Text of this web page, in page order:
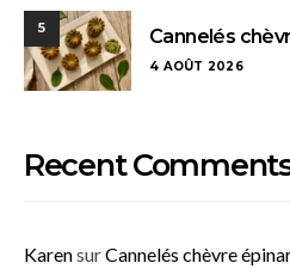
5 Cannelés
4 AOÛT 2026
Recent
KarensurCannelés chèvre